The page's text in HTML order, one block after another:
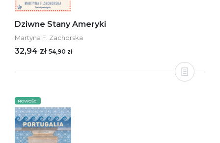
Dziwne Stany Ameryki
Martyna F. Zachorska
32,94 zł 54,90 zł
NOWOŚCI